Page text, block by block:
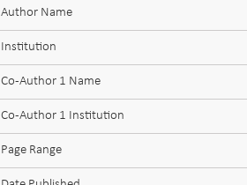
Author Name
Institution
Co-Author 1 Name
Co-Author 1 Institution
Page Range